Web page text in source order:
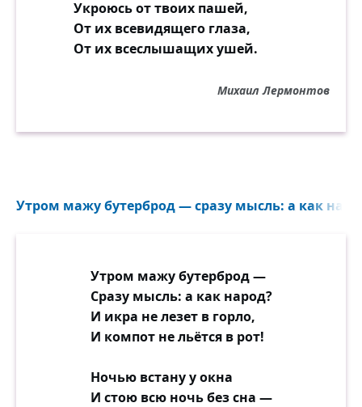
Укроюсь от твоих пашей,
От их всевидящего глаза,
От их всеслышащих ушей.
Михаил Лермонтов
Утром мажу бутерброд — сразу мысль: а как
Утром мажу бутерброд —
Сразу мысль: а как народ?
И икра не лезет в горло,
И компот не льётся в рот!
Ночью встану у окна
И стою всю ночь без сна —